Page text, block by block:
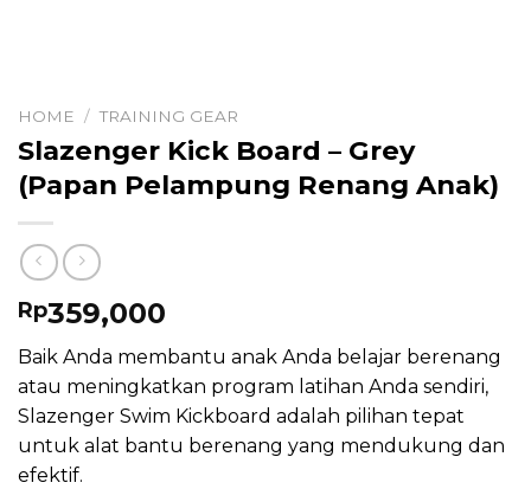
HOME / TRAINING GEAR
Slazenger Kick Board – Grey
(Papan Pelampung Renang Anak)
Rp359,000
Baik Anda membantu anak Anda belajar berenang
atau meningkatkan program latihan Anda sendiri,
Slazenger Swim Kickboard adalah pilihan tepat
untuk alat bantu berenang yang mendukung dan
efektif.